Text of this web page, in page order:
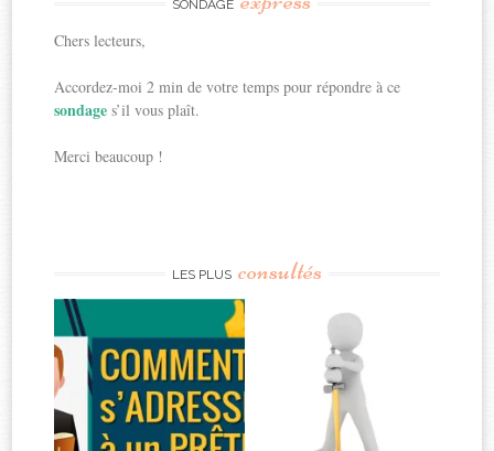
SONDAGE
Chers lecteurs,
Accordez-moi 2 min de votre temps pour répondre à ce
sondages’il vous plaît.
Merci beaucoup !
LES PLUS consultés